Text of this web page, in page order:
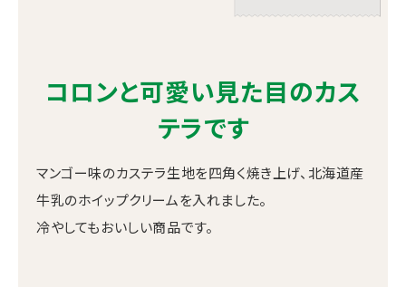
コロンと可愛い見た目のカス
テラです
マンゴー味のカステラ生地を四角く焼き上げ、北海道産
牛乳のホイップクリームを入れました。
冷やしてもおいしい商品です。